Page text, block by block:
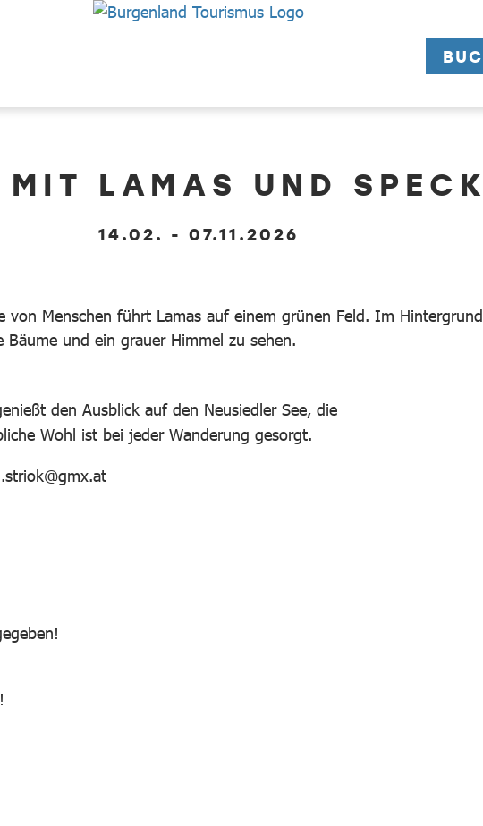
MIT LAMAS UND
14.02. - 07.11.2026
den Ausblick auf den Neusiedler See, die
Wohl ist bei jeder Wanderung gesorgt.